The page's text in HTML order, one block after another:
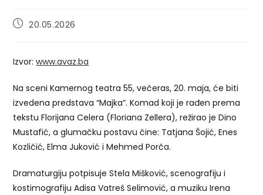
Post20.05.2026
Izvor:www.avaz.ba
Na sceni Kamernog teatra 55, večeras, 20. maja, će biti
izvedena predstava “Majka”. Komad koji je rađen prema
tekstu Florijana Celera (Floriana Zellera), režirao je Dino
Mustafić, a glumačku postavu čine: Tatjana Šojić, Enes
Kozličić, Elma Juković i Mehmed Porča.
Dramaturgiju potpisuje Stela Mišković, scenografiju i
kostimografiju Adisa Vatreš Selimović, a muziku Irena